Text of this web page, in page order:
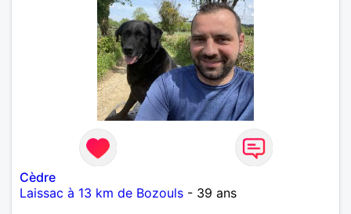
Cèdre
Laissac à 13 km de Bozouls - 39 ans